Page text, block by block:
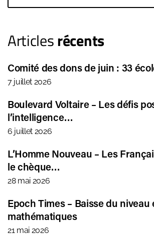
Articlesrécents
Comité des dons de juin : 33
7 juillet 2026
Boulevard Voltaire – Les défis
l’intelligence…
6 juillet 2026
L’Homme Nouveau – Les
le chèque…
28 mai 2026
Epoch Times – Baisse du niveau
mathématiques
21 mai 2026